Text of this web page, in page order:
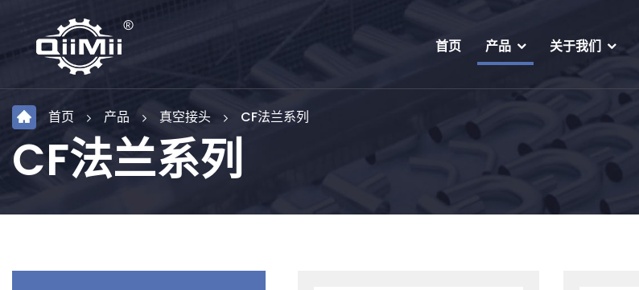
首页 产品 关于我们
首页 产品 真空接头 CF法兰系列
CF法兰系列